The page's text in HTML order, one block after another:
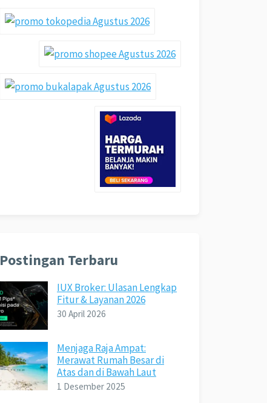
Postingan Terbaru
IUX Broker: Ulasan Lengkap
Fitur & Layanan 2026
30 April 2026
Menjaga Raja Ampat:
Merawat Rumah Besar di
Atas dan di Bawah Laut
1 Desember 2025